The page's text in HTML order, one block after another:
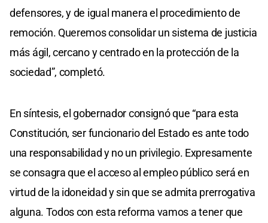
defensores, y de igual manera el procedimiento de
remoción. Queremos consolidar un sistema de justicia
más ágil, cercano y centrado en la protección de la
sociedad”, completó.
En síntesis, el gobernador consignó que “para esta
Constitución, ser funcionario del Estado es ante todo
una responsabilidad y no un privilegio. Expresamente
se consagra que el acceso al empleo público será en
virtud de la idoneidad y sin que se admita prerrogativa
alguna. Todos con esta reforma vamos a tener que